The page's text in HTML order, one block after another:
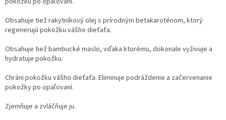
Obsahuje tiež rakytníkový olej s prírodným betakaroténom, ktorý
regenerujú pokožku vášho dieťaťa.
Obsahuje tiež bambucké maslo, vďaka ktorému, dokonale vyživuje a
hydratuje pokožku.
Chráni pokožku vášho dieťaťa. Eliminuje podráždenie a začervenanie
pokožky po opaľovaní.
Zjemňuje a zvláčňuje ju.